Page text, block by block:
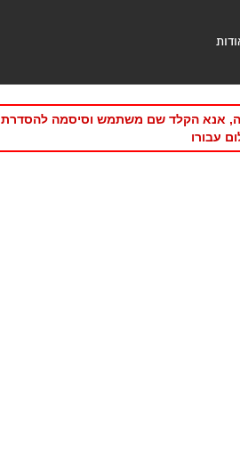
ה, אנא הקלד שם משתמש וסיסמה להסדרת
עבורו